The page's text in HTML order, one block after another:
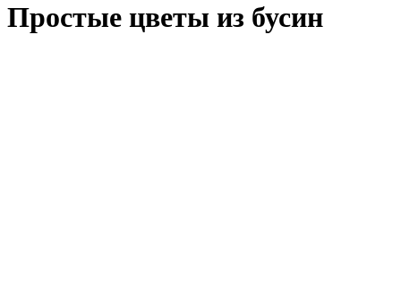
Простые цветы из бусин